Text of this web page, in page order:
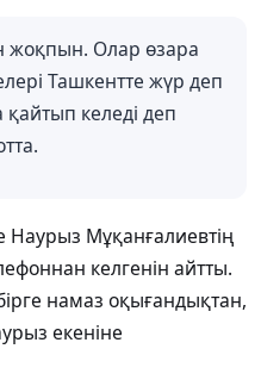
жоқпын. Олар өзара
Ташкентте жүр деп
келеді деп
Наурыз Мұқанғалиевтің
келгенін айтты.
намаз оқығандықтан,
екеніне